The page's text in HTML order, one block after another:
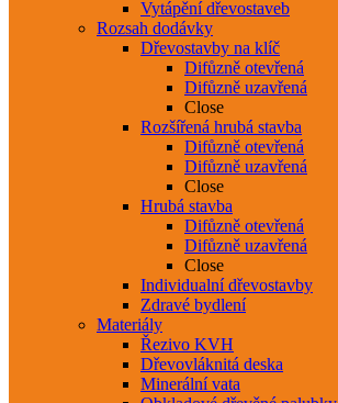
Vytápění dřevostaveb
Rozsah dodávky
Dřevostavby na klíč
Difůzně otevřená
Difůzně uzavřená
Close
Rozšířená hrubá stavba
Difůzně otevřená
Difůzně uzavřená
Close
Hrubá stavba
Difůzně otevřená
Difůzně uzavřená
Close
Individualní dřevostavby
Zdravé bydlení
Materiály
Řezivo KVH
Dřevovláknitá deska
Minerální vata